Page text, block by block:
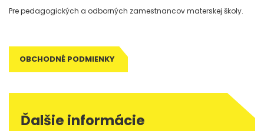
Pre pedagogických a odborných zamestnancov materskej školy.
OBCHODNÉ PODMIENKY
Ďalšie informácie